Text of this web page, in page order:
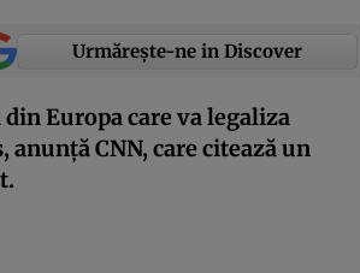
Urmărește-ne in Discover
Europa care va legaliza
CNN, care citează un